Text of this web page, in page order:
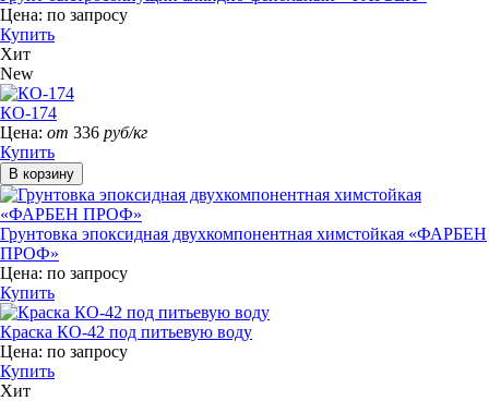
Цена: по запросу
Купить
Хит
New
КО-174
Цена: от 336 руб/кг
Купить
Грунтовка эпоксидная двухкомпонентная химстойкая «ФАРБЕН
ПРОФ»
Цена: по запросу
Купить
Краска КО-42 под питьевую воду
Цена: по запросу
Купить
Хит